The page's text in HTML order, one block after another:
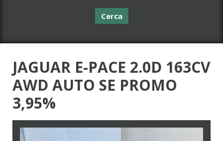
Cerca
JAGUAR E-PACE 2.0D 163CV
AWD AUTO SE PROMO
3,95%